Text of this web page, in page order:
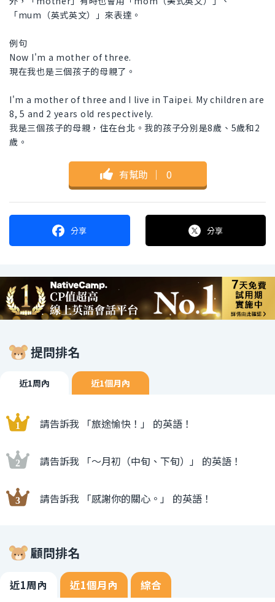
「mum（英式英文）」來表達。
例句
Now I'm a mother of three.
現在我也是三個孩子的母親了。
I'm a mother of three and I live in Taipei. My children are
8, 5 and 2 years old respectively.
我是三個孩子的母親，住在台北。我的孩子分別是8歲、5歲和2
歲。
有幫助 ｜ 0
分享 分享
提問排名
近1周內 近1個月內
請告訴我 「旅途愉快！」 的英語！
請告訴我 「〜月初（中旬、下旬）」 的英語！
請告訴我 「感謝你的關心。」 的英語！
顧問排名
近1周內 近1個月內 綜合